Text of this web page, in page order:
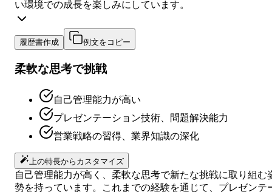
い環境での成長を楽しみにしています。
履歴書作成 例文をコピー
柔軟な思考で挑戦
自己管理能力が高い
プレゼンテーション技術、問題解決能力
営業戦略の習得、業界知識の深化
上の特長からカスタマイズ
自己管理能力が高く、柔軟な思考で新たな挑戦に取り組む
勢を持っています。これまでの経験を通じて、プレゼンテ